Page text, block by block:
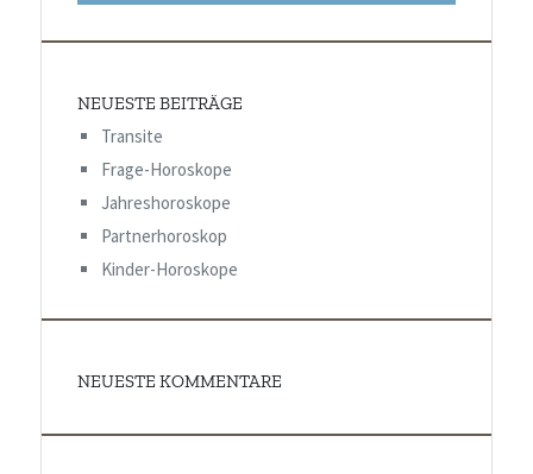
NEUESTE BEITRÄGE
Transite
Frage-Horoskope
Jahreshoroskope
Partnerhoroskop
Kinder-Horoskope
NEUESTE KOMMENTARE